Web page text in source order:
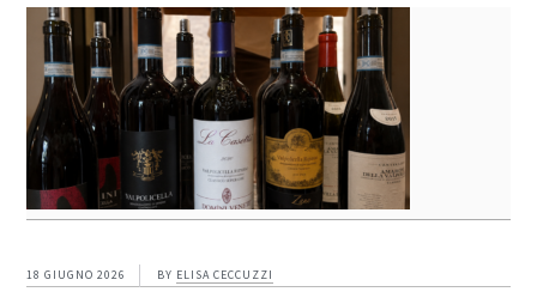
18 GIUGNO 2026 BY ELISA CECCUZZI